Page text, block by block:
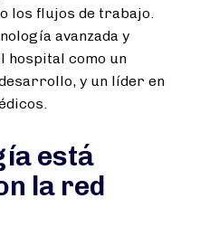
los flujos de trabajo.
avanzada y
hospital como un
y un líder en
está
la red